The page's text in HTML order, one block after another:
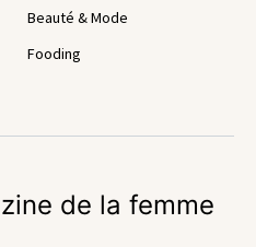
Beauté & Mode
Fooding
de la femme